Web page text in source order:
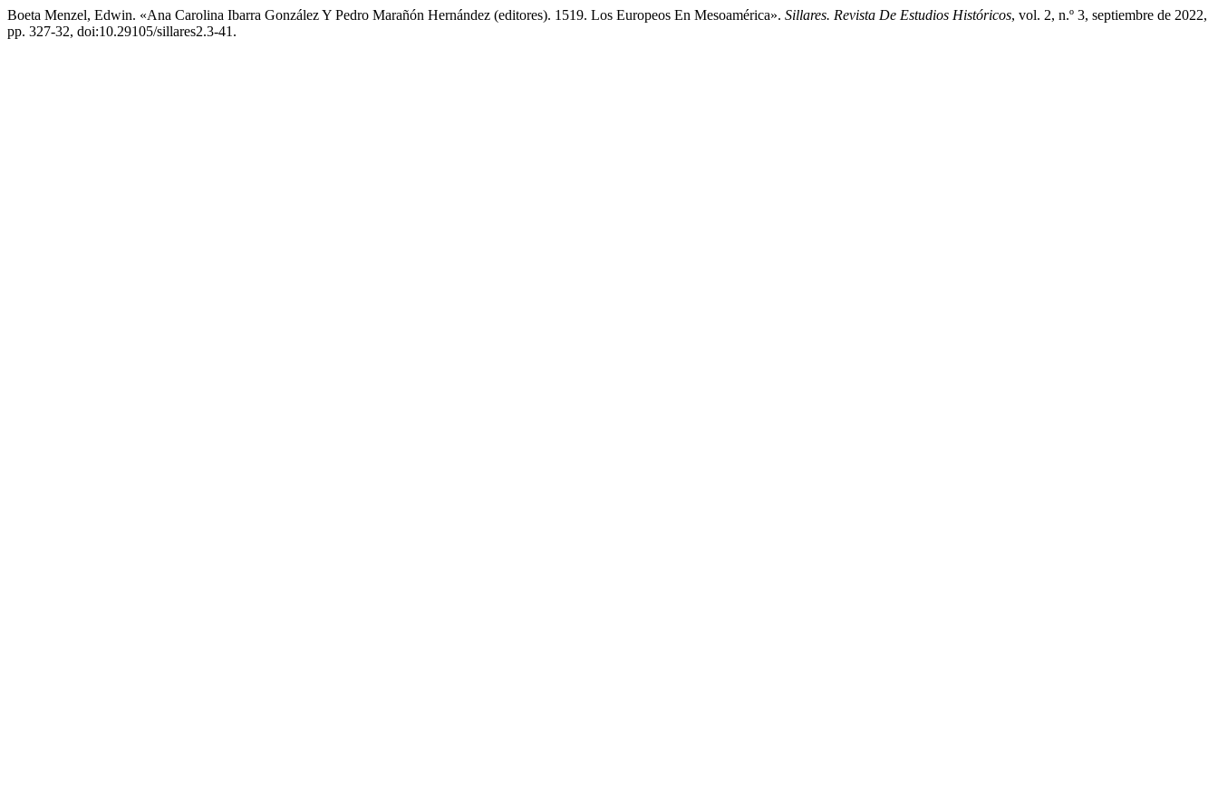
Boeta Menzel, Edwin. «Ana Carolina Ibarra González Y Pedro Marañón Hernández (editores). 1519. Los Europeos En Mesoamérica». Sillares. Revista De Estudios Históricos, vol. 2, n.º 3, septiembre de 2022,
pp. 327-32, doi:10.29105/sillares2.3-41.